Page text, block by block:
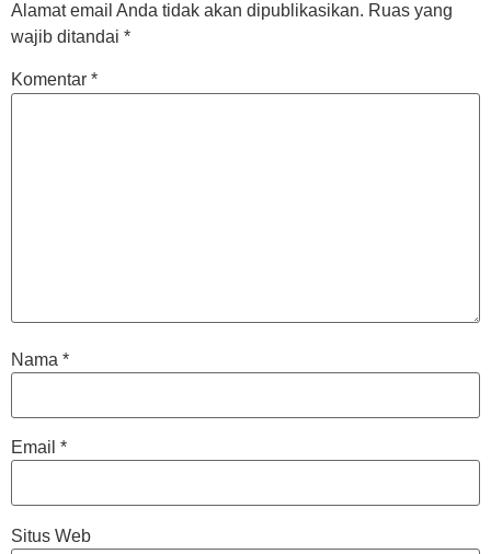
Alamat email Anda tidak akan dipublikasikan. Ruas yang
wajib ditandai *
Komentar *
Nama *
Email *
Situs Web